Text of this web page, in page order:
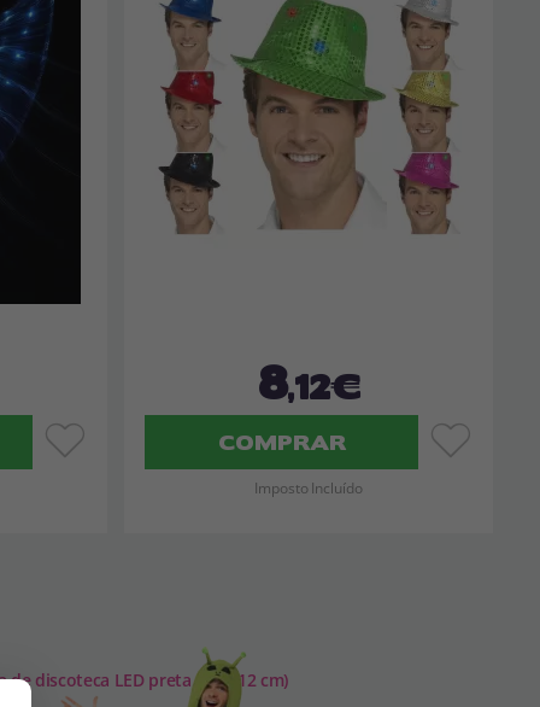
8,12€
COMPRAR
Imposto Incluído
de discoteca LED preta (9x9x12 cm)